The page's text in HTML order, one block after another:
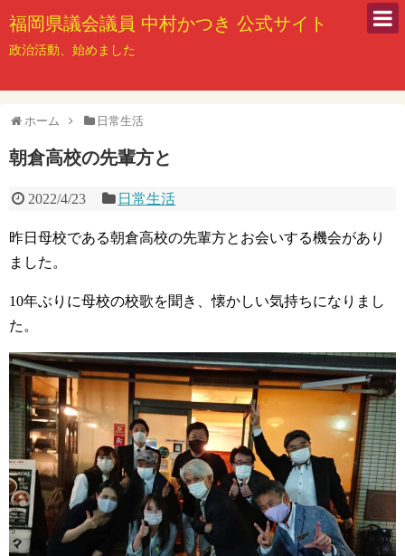
福岡県議会議員 中村かつき 公式サイト
政治活動、始めました
ホーム 日常生活
朝倉高校の先輩方と
2022/4/23 日常生活
昨日母校である朝倉高校の先輩方とお会いする機会があり
ました。
10年ぶりに母校の校歌を聞き、懐かしい気持ちになりまし
た。